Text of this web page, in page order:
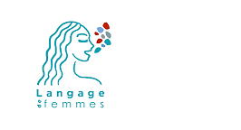
content